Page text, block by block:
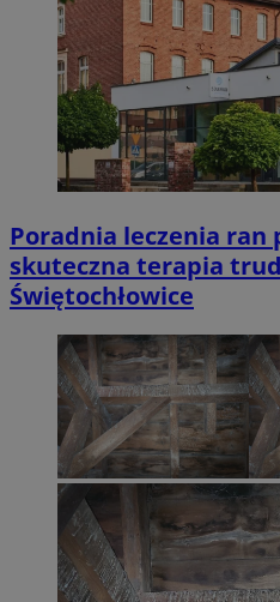
Poradnia leczenia ran
skuteczna terapia
Świętochłowice